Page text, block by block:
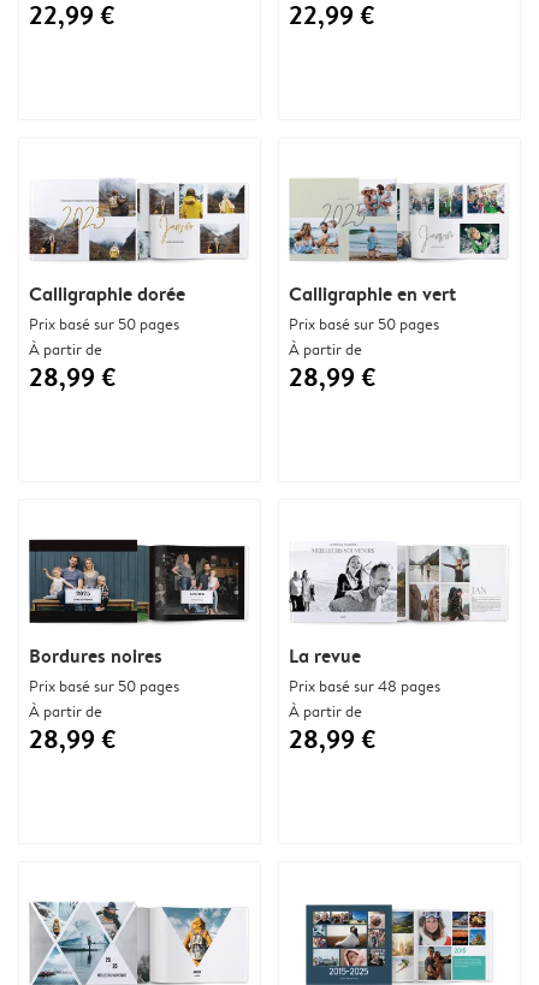
22,99 €
22,99 €
Bordures noires
Prix basé sur 50 pages
À partir de
28,99 €
La revue
Prix basé sur 48 pages
À partir de
28,99 €
Calligraphie dorée
Prix basé sur 50 pages
À partir de
28,99 €
Calligraphie en vert
Prix basé sur 50 pages
À partir de
28,99 €